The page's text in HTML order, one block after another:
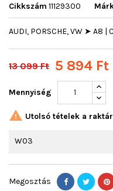
Cikkszám 11129300
AUDI, PORSCHE, VW ➤ A8 |
13 099 Ft 5 894 Ft
Mennyiség
 Utolsó tételek a
W03
Megosztás